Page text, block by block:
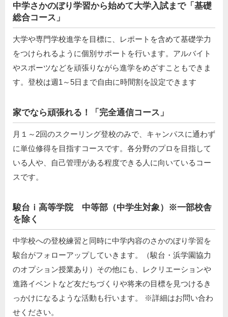
中学さかのぼり学習から始めて大学入試まで「基礎
総合コース」
大学や専門学校進学を目標に、レポートを含めて基礎学力
をつけられるように個別サポートを行います。アルバイト
やスポーツなどを頑張りながら進学をめざすこともできま
す。登校は週1～5日まで自由に時間割を設定できます
家でなら頑張れる！「完全通信コース」
月１～2回のスクーリング登校のみで、キャンパスに通わず
に単位修得を目指すコースです。各分野のプロを目指して
いる人や、自己管理がある程度できる人に向いているコー
スです。
駿台ｉ高等学院 中等部（中学生対象）※一部校舎
を除く
中学校への登校練習と同時に中学内容のさかのぼり学習を
駿台がフォローアップしていきます。（駿台・浜学園協力
のオプション授業あり）その他にも、レクリエーションや
進路イベントなど友だちづくりや将来の目標を見つけるき
っかけになるような活動も行います。 ※詳細はお問い合わ
せください。